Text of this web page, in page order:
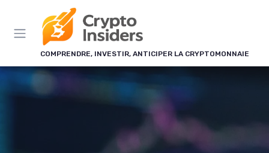
COMPRENDRE, INVESTIR, ANTICIPER LA CRYPTOMONNAIE
Panneau de gestion des cookies